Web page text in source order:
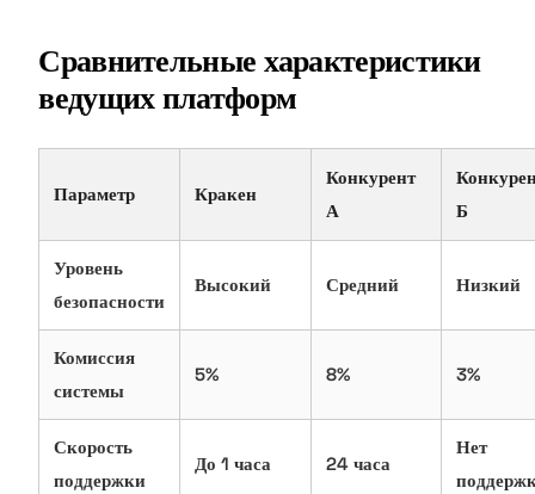
Сравнительные характеристики
ведущих платформ
Параметр Кракен
Конкурент
А
Б
Уровень
безопасности
Высокий Средний Низкий
Комиссия
системы
5% 8% 3%
Скорость
поддержки
До 1 часа 24 часа
Нет